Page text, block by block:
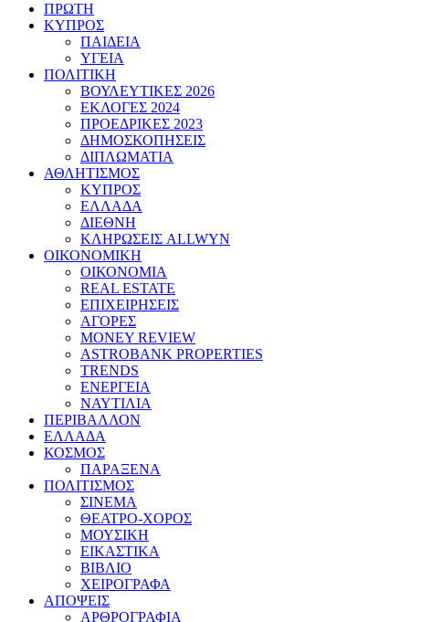
ΠΡΩΤΗ
ΚΥΠΡΟΣ
ΠΑΙΔΕΙΑ
ΥΓΕΙΑ
ΠΟΛΙΤΙΚΗ
ΒΟΥΛΕΥΤΙΚΕΣ 2026
ΕΚΛΟΓΕΣ 2024
ΠΡΟΕΔΡΙΚΕΣ 2023
ΔΗΜΟΣΚΟΠΗΣΕΙΣ
ΔΙΠΛΩΜΑΤΙΑ
ΑΘΛΗΤΙΣΜΟΣ
ΚΥΠΡΟΣ
ΕΛΛΑΔΑ
ΔΙΕΘΝΗ
ΚΛΗΡΩΣΕΙΣ ALLWYN
ΟΙΚΟΝΟΜΙΚΗ
ΟΙΚΟΝΟΜΙΑ
REAL ESTATE
ΕΠΙΧΕΙΡΗΣΕΙΣ
ΑΓΟΡΕΣ
MONEY REVIEW
ASTROBANK PROPERTIES
TRENDS
ΕΝΕΡΓΕΙΑ
ΝΑΥΤΙΛΙΑ
ΠΕΡΙΒΑΛΛΟΝ
ΕΛΛΑΔΑ
ΚΟΣΜΟΣ
ΠΑΡΑΞΕΝΑ
ΠΟΛΙΤΙΣΜΟΣ
ΣΙΝΕΜΑ
ΘΕΑΤΡΟ-ΧΟΡΟΣ
ΜΟΥΣΙΚΗ
ΕΙΚΑΣΤΙΚΑ
ΒΙΒΛΙΟ
ΧΕΙΡΟΓΡΑΦΑ
ΑΠΟΨΕΙΣ
ΑΡΘΡΟΓΡΑΦΙΑ